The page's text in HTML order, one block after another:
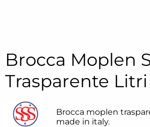
Brocca Moplen
Trasparente
Brocca moplen
made in italy.